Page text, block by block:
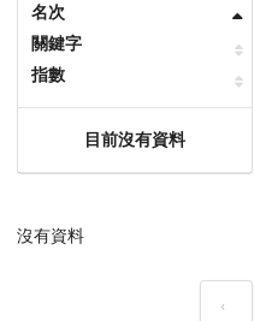
名次
關鍵字
指數
目前沒有資料
沒有資料
‹